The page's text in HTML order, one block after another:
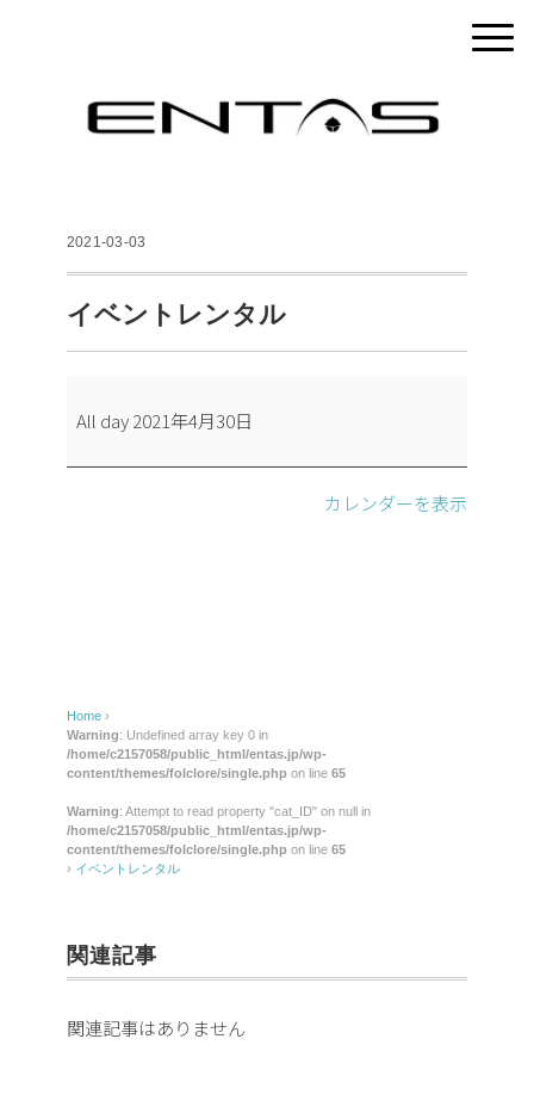
2021-03-03
イベントレンタル
ベ
ン
All day2021年4月30日
カレンダーを表示
Home ›
Warning: Undefined array key 0 in
/home/c2157058/public_html/entas.jp/wp-
content/themes/folclore/single.php on line 65
Warning: Attempt to read property "cat_ID" on null in
/home/c2157058/public_html/entas.jp/wp-
content/themes/folclore/single.php on line 65
› イベントレンタル
関連記事
関連記事はありません